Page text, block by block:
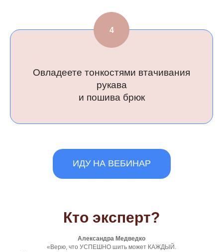
Овладеете тонкостями втачивания
рукава
и пошива брюк
ИДУ НА ВЕБИНАР
Кто эксперт?
Александра Медведко
«Верю, что УСПЕШНО шить может КАЖДЫЙ.